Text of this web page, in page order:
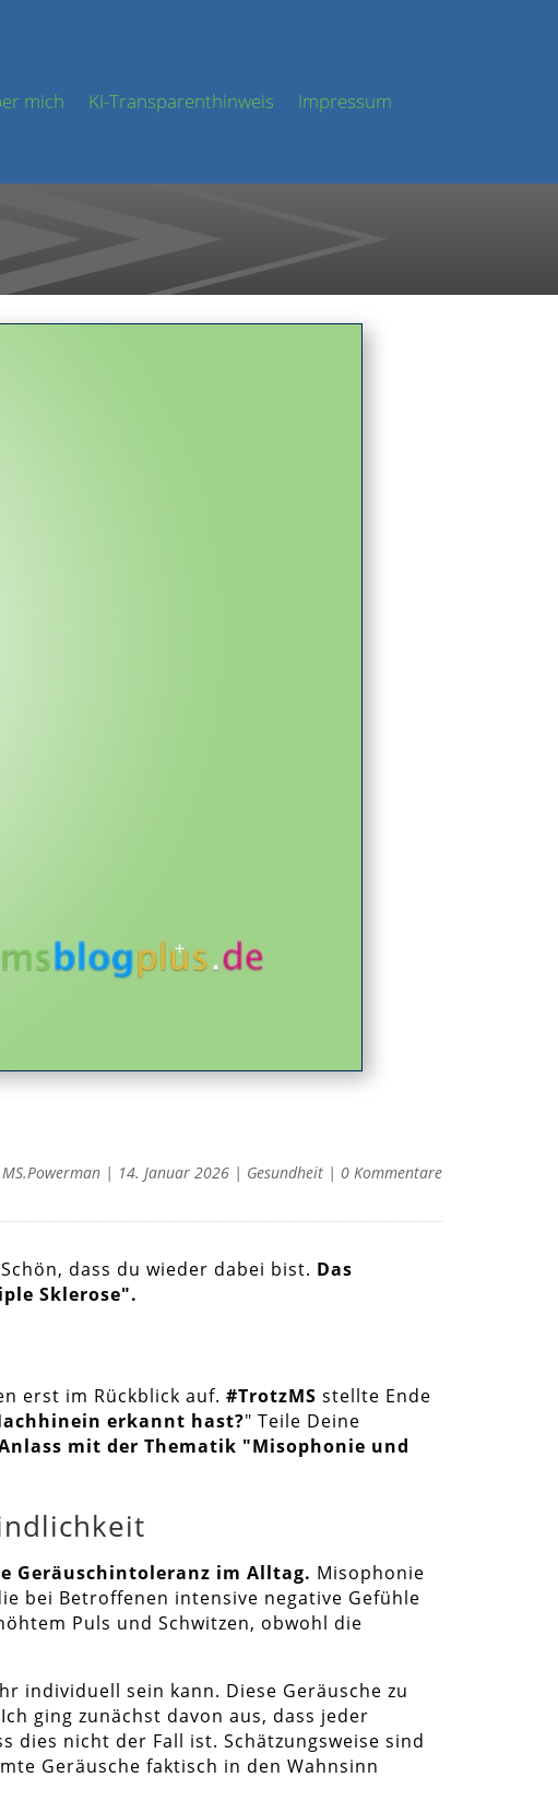
mich KI-Transparenthinweis Impressum
MS.Powerman | 14. Januar 2026 | Gesundheit | 0 Kommentare
dass du wieder dabei bist. Das
Sklerose".
erst im Rückblick auf.#TrotzMS stellte Ende
erkannt hast?" Teile Deine
mit der Thematik "Misophonie und
Geräuschintoleranz im Alltag. Misophonie
bei Betroffenen intensive negative Gefühle
Puls und Schwitzen, obwohl die
individuell sein kann. Diese Geräusche zu
ging zunächst davon aus, dass jeder
dies nicht der Fall ist. Schätzungsweise sind
Geräusche faktisch in den Wahnsinn